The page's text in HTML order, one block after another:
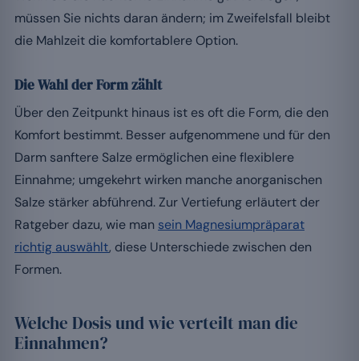
müssen Sie nichts daran ändern; im Zweifelsfall bleibt
die Mahlzeit die komfortablere Option.
Die Wahl der Form zählt
Über den Zeitpunkt hinaus ist es oft die Form, die den
Komfort bestimmt. Besser aufgenommene und für den
Darm sanftere Salze ermöglichen eine flexiblere
Einnahme; umgekehrt wirken manche anorganischen
Salze stärker abführend. Zur Vertiefung erläutert der
Ratgeber dazu, wie man sein Magnesiumpräparat
richtig auswählt, diese Unterschiede zwischen den
Formen.
Welche Dosis und wie verteilt man die
Einnahmen?